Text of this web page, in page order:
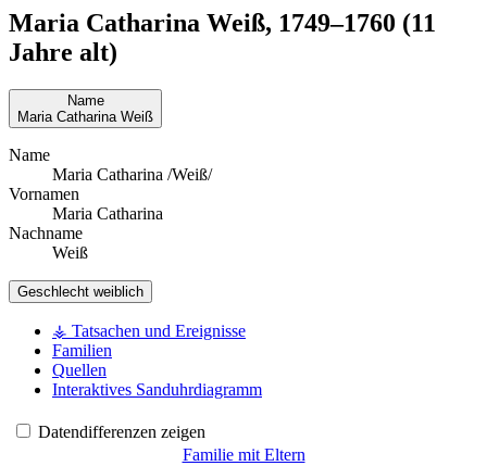
Maria Catharina Weiß, 1749–1760 (11
Jahre alt)
Name
Maria Catharina Weiß
Name
Maria Catharina /Weiß/
Vornamen
Maria Catharina
Nachname
Weiß
Geschlecht weiblich
⚶ Tatsachen und Ereignisse
Familien
Quellen
Interaktives Sanduhrdiagramm
Datendifferenzen zeigen
Familie mit Eltern